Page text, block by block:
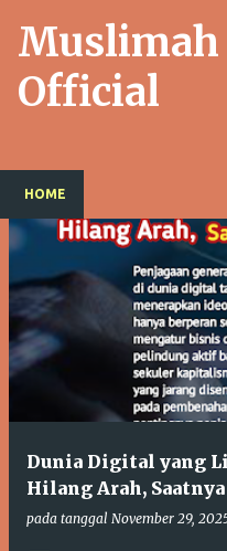
Langsung
Muslimah
Official
HOME
P
o
s
t
Dunia Digital yang
Hilang Arah,
pada tanggal November 29,